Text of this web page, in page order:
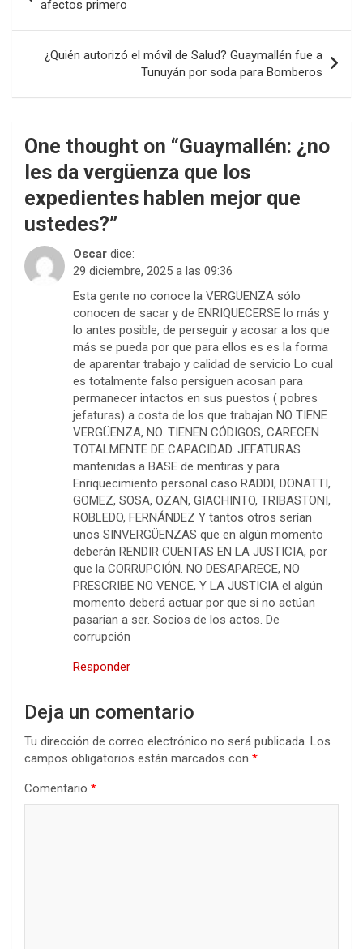
entradas
afectos primero
¿Quién autorizó el móvil de Salud? Guaymallén fue a
Tunuyán por soda para Bomberos
One thought on “Guaymallén: ¿no
les da vergüenza que los
expedientes hablen mejor que
ustedes?”
Oscar dice:
29 diciembre, 2025 a las 09:36
Esta gente no conoce la VERGÜENZA sólo
conocen de sacar y de ENRIQUECERSE lo más y
lo antes posible, de perseguir y acosar a los que
más se pueda por que para ellos es es la forma
de aparentar trabajo y calidad de servicio Lo cual
es totalmente falso persiguen acosan para
permanecer intactos en sus puestos ( pobres
jefaturas) a costa de los que trabajan NO TIENE
VERGÜENZA, NO. TIENEN CÓDIGOS, CARECEN
TOTALMENTE DE CAPACIDAD. JEFATURAS
mantenidas a BASE de mentiras y para
Enriquecimiento personal caso RADDI, DONATTI,
GOMEZ, SOSA, OZAN, GIACHINTO, TRIBASTONI,
ROBLEDO, FERNÁNDEZ Y tantos otros serían
unos SINVERGÜENZAS que en algún momento
deberán RENDIR CUENTAS EN LA JUSTICIA, por
que la CORRUPCIÓN. NO DESAPARECE, NO
PRESCRIBE NO VENCE, Y LA JUSTICIA el algún
momento deberá actuar por que si no actúan
pasarian a ser. Socios de los actos. De
corrupción
Responder
Deja un comentario
Tu dirección de correo electrónico no será publicada. Los
campos obligatorios están marcados con *
Comentario *